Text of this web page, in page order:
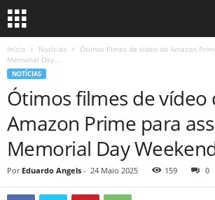
Início Notícias
Ótimos filmes de vídeo da Amazon
Memorial Day...
NOTÍCIAS
Ótimos filmes de vídeo
Amazon Prime para
Memorial Day
Por Eduardo Angels - 24 Maio 2025 159 0